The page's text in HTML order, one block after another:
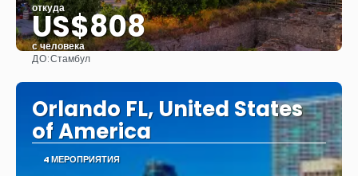
откуда
US$808
с человека
ДО:Стамбул
Orlando FL, United States
of America
4 МЕРОПРИЯТИЯ